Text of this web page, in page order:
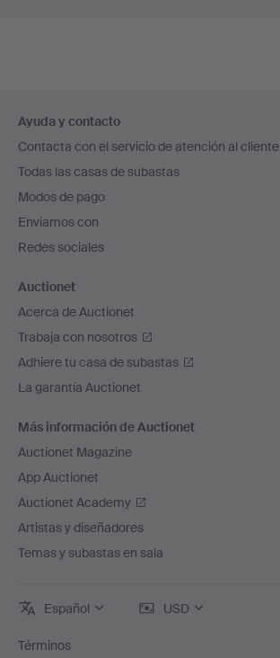
en
el
pie
de
página
Ayuda y contacto
Contacta con el servicio de atención al cliente
Todas las casas de subastas
Modos de pago
Enviamos con
Redes sociales
Auctionet
Acerca de Auctionet
Trabaja con nosotros
Adhiere tu casa de subastas
La garantía Auctionet
Más información de Auctionet
Auctionet Magazine
App Auctionet
Auctionet Academy
Artistas y diseñadores
Temas y subastas en sala
Español USD
Términos